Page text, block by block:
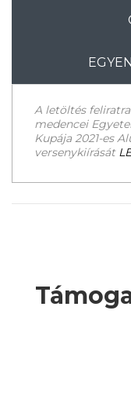
A letöltés
medencei
Kupája 2021-es
versenykiírását